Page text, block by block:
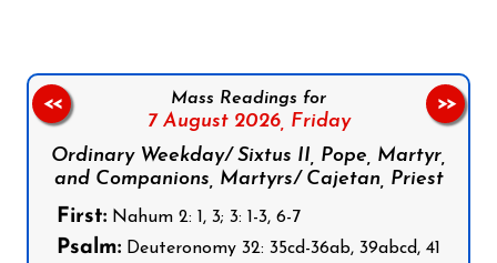
Mass Readings for
7 August 2026, Friday
Ordinary Weekday/ Sixtus II, Pope, Martyr,
and Companions, Martyrs/ Cajetan, Priest
First: Nahum 2: 1, 3; 3: 1-3, 6-7
Psalm: Deuteronomy 32: 35cd-36ab, 39abcd, 41
<< >>